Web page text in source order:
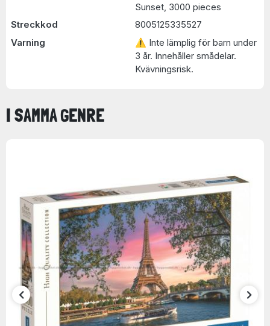
Sunset, 3000 pieces
Streckkod
8005125335527
Varning
⚠ Inte lämplig för barn under
3 år. Innehåller smådelar.
Kvävningsrisk.
I SAMMA GENRE